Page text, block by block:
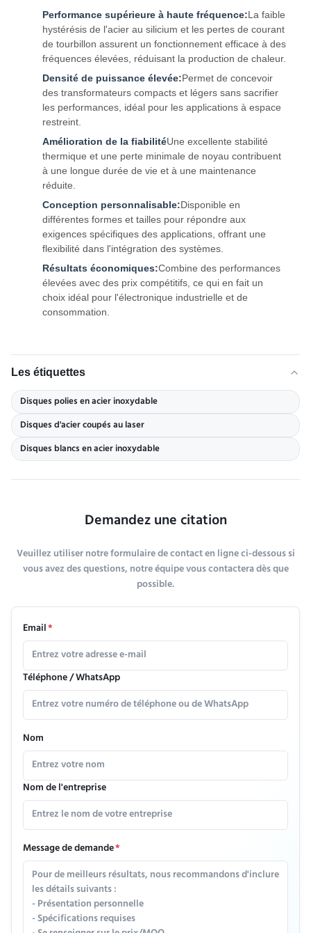
Performance supérieure à haute fréquence:La faible
hystérésis de l'acier au silicium et les pertes de courant
de tourbillon assurent un fonctionnement efficace à des
fréquences élevées, réduisant la production de chaleur.
Densité de puissance élevée:Permet de concevoir
des transformateurs compacts et légers sans sacrifier
les performances, idéal pour les applications à espace
restreint.
Amélioration de la fiabilitéUne excellente stabilité
thermique et une perte minimale de noyau contribuent
à une longue durée de vie et à une maintenance
réduite.
Conception personnalisable:Disponible en
différentes formes et tailles pour répondre aux
exigences spécifiques des applications, offrant une
flexibilité dans l'intégration des systèmes.
Résultats économiques:Combine des performances
élevées avec des prix compétitifs, ce qui en fait un
choix idéal pour l'électronique industrielle et de
consommation.
Les étiquettes
Disques polies en acier inoxydable
Disques d'acier coupés au laser
Disques blancs en acier inoxydable
Demandez une citation
Veuillez utiliser notre formulaire de contact en ligne ci-dessous si
vous avez des questions, notre équipe vous contactera dès que
possible.
Email*
Téléphone / WhatsApp
Nom
Nom de l'entreprise
Message de demande*